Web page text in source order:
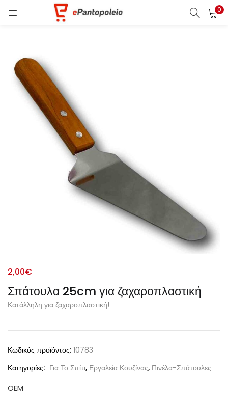
0
ΣΎΝΔΕΣΗ ΕΓΓΡΑΦΉ
ΠΡΌΣΒΑΣΉΣ ΣΑΣ ΓΙΑ ΝΑ ΣΥΝΔΕΘΕΊΤΕ.
Θυμήσου με
Ξεχάσατε τον κωδικό σας;
Σπάτουλα 25cm για ζαχαροπλαστική
2,00€
Κατάλληλη για ζαχαροπλαστική!
Κωδικός προϊόντος: 10783
Κατηγορίες: Για Το Σπίτι, Εργαλεία Κουζίνας, Πινέλα-Σπάτουλες
OEM